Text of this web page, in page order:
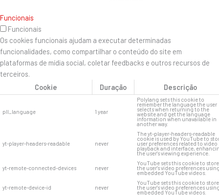
Funcionais
Funcionais
Os cookies funcionais ajudam a executar determinadas
funcionalidades, como compartilhar o conteúdo do site em
plataformas de mídia social, coletar feedbacks e outros recursos de
terceiros.
Cookie
Duração Descrição
pll_language 1 year
Polylang sets this cookie to
remember the language the user
selects when returning to the
website and get the language
information when unavailable in
another way.
yt-player-headers-readable never
The yt-player-headers-readable
cookie is used by YouTube to
user preferences related to video
playback and interface,
the user's viewing experience.
yt-remote-connected-devices never
YouTube sets this cookie to store
the user's video preferences
embedded YouTube videos.
yt-remote-device-id never
YouTube sets this cookie to store
the user's video preferences
embedded YouTube videos.